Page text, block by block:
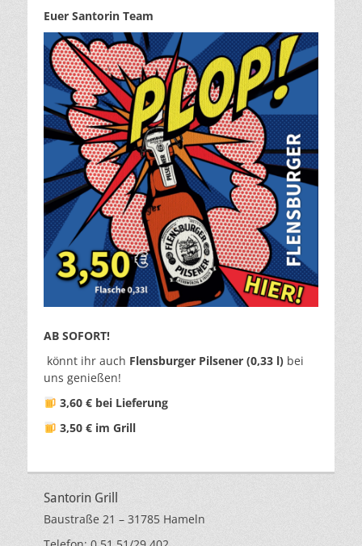
Euer Santorin Team
AB SOFORT!
könnt ihr auch Flensburger Pilsener (0,33 l) bei
uns genießen!
3,60 € bei Lieferung
3,50 € im Grill
Santorin Grill
Baustraße 21 – 31785 Hameln